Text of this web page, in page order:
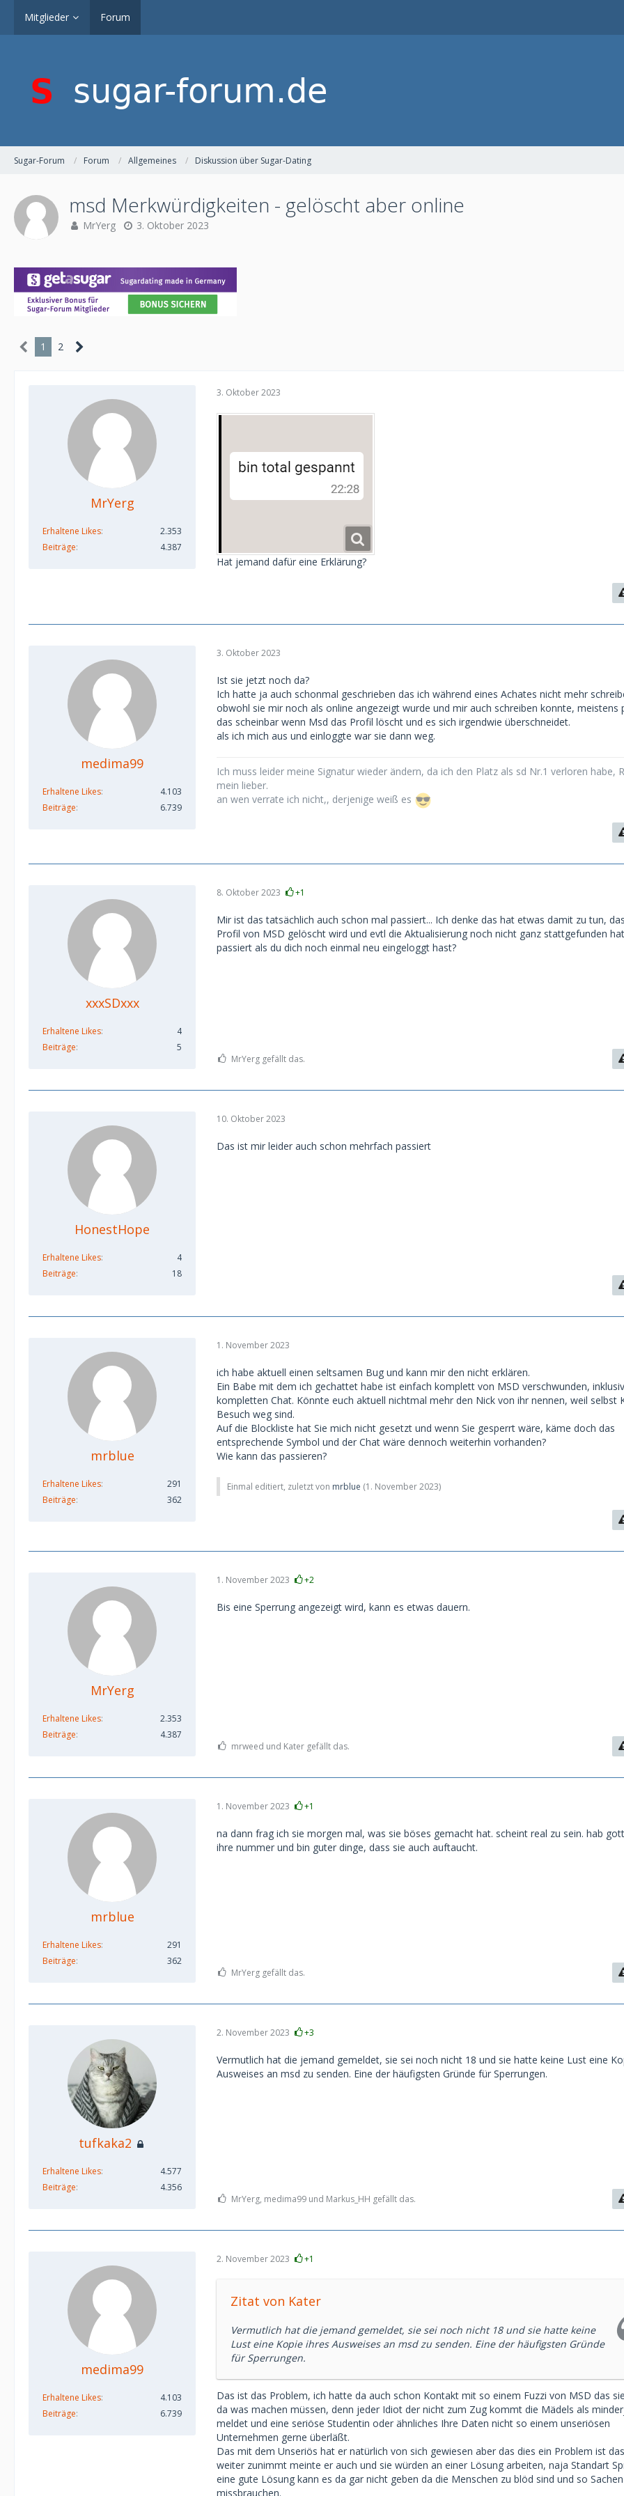
Mitglieder Forum
Sugar-Forum Forum Allgemeines Diskussion über Sugar-Dating
msd Merkwürdigkeiten - gelöscht aber online
MrYerg 3. Oktober 2023
1 2
MrYerg
Erhaltene Likes
2.353
Beiträge
4.387
3. Oktober 2023
Hat jemand dafür eine Erklärung?
medima99
Erhaltene Likes
4.103
Beiträge
6.739
3. Oktober 2023
Ist sie jetzt noch da?
Ich hatte ja auch schonmal geschrieben das ich während eines Achates nicht mehr
obwohl sie mir noch als online angezeigt wurde und mir auch schreiben konnte, meistens
das scheinbar wenn Msd das Profil löscht und es sich irgendwie überschneidet.
als ich mich aus und einloggte war sie dann weg.
Ich muss leider meine Signatur wieder ändern, da ich den Platz als sd Nr.1 verloren habe,
mein lieber.
an wen verrate ich nicht,, derjenige weiß es
xxxSDxxx
Erhaltene Likes
4
Beiträge
5
8. Oktober 2023 +1
Mir ist das tatsächlich auch schon mal passiert... Ich denke das hat etwas damit zu tun,
Profil von MSD gelöscht wird und evtl die Aktualisierung noch nicht ganz stattgefunden
passiert als du dich noch einmal neu eingeloggt hast?
MrYerg gefällt das.
HonestHope
Erhaltene Likes
4
Beiträge
18
10. Oktober 2023
Das ist mir leider auch schon mehrfach passiert
mrblue
Erhaltene Likes
291
Beiträge
362
1. November 2023
ich habe aktuell einen seltsamen Bug und kann mir den nicht erklären.
Ein Babe mit dem ich gechattet habe ist einfach komplett von MSD verschwunden,
kompletten Chat. Könnte euch aktuell nichtmal mehr den Nick von ihr nennen, weil selbst
Besuch weg sind.
Auf die Blockliste hat Sie mich nicht gesetzt und wenn Sie gesperrt wäre, käme doch das
entsprechende Symbol und der Chat wäre dennoch weiterhin vorhanden?
Wie kann das passieren?
Einmal editiert, zuletzt von mrblue (1. November 2023)
MrYerg
Erhaltene Likes
2.353
Beiträge
4.387
1. November 2023 +2
Bis eine Sperrung angezeigt wird, kann es etwas dauern.
mrweed und Kater gefällt das.
mrblue
Erhaltene Likes
291
Beiträge
362
1. November 2023 +1
na dann frag ich sie morgen mal, was sie böses gemacht hat. scheint real zu sein. hab
ihre nummer und bin guter dinge, dass sie auch auftaucht.
MrYerg gefällt das.
tufkaka2
Erhaltene Likes
4.577
Beiträge
4.356
2. November 2023 +3
Vermutlich hat die jemand gemeldet, sie sei noch nicht 18 und sie hatte keine Lust eine
Ausweises an msd zu senden. Eine der häufigsten Gründe für Sperrungen.
MrYerg, medima99 und Markus_HH gefällt das.
medima99
Erhaltene Likes
4.103
Beiträge
6.739
2. November 2023 +1
Zitat von Kater
Vermutlich hat die jemand gemeldet, sie sei noch nicht 18 und sie hatte keine
Lust eine Kopie ihres Ausweises an msd zu senden. Eine der häufigsten Gründe
für Sperrungen.
Das ist das Problem, ich hatte da auch schon Kontakt mit so einem Fuzzi von MSD das
da was machen müssen, denn jeder Idiot der nicht zum Zug kommt die Mädels als
meldet und eine seriöse Studentin oder ähnliches Ihre Daten nicht so einem unseriösen
Unternehmen gerne überläßt.
Das mit dem Unseriös hat er natürlich von sich gewiesen aber das dies ein Problem ist
weiter zunimmt meinte er auch und sie würden an einer Lösung arbeiten, naja Standart
eine gute Lösung kann es da gar nicht geben da die Menschen zu blöd sind und so
missbrauchen.